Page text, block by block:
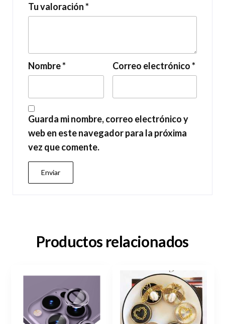
Tu valoración*
Nombre* Correo electrónico*
Guarda mi nombre, correo electrónico y
web en este navegador para la próxima
vez que comente.
Productos relacionados